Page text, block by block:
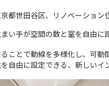
京都世田谷区、リノベーショ
まい手が空間の数と室を自由
ことで動線を多様化し、可動
自由に設定できる、新しいイ